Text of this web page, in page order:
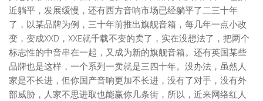
近躺平，发展缓慢，还有西方音响市场已经躺平了二三十年
了，以某品牌为例，三十年前推出旗舰音箱，每几年一点小改
变，变成XXD，XXE就千载不变的卖了，实在没想法了，把两个
标志性的中音串在一起，又成为新的旗舰音箱。还有英国某些
品牌也是这样，一个系列一卖就是三四十年。没办法，虽然人
家是不长进，但你国产音响更加不长进，没有了对手，没有外
部威胁，人家不思进取也能赢你几条街，所以，近来网络红人